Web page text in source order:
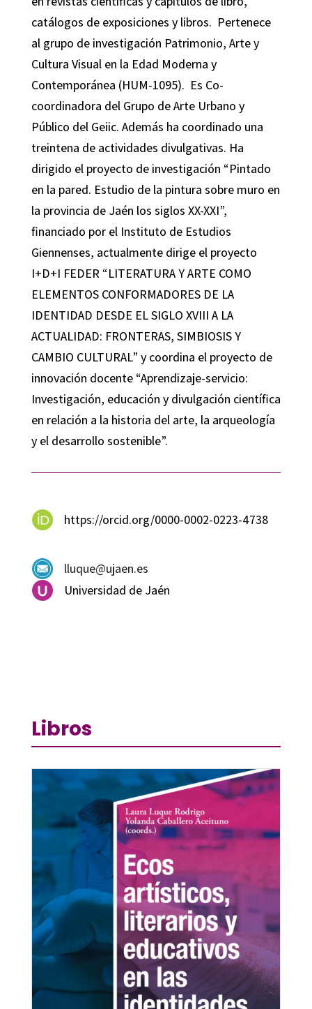
catálogos de exposiciones y libros. Pertenece
al grupo de investigación Patrimonio, Arte y
Cultura Visual en la Edad Moderna y
Contemporánea (HUM-1095). Es Co-
coordinadora del Grupo de Arte Urbano y
Público del Geiic. Además ha coordinado una
treintena de actividades divulgativas. Ha
dirigido el proyecto de investigación “Pintado
en la pared. Estudio de la pintura sobre muro en
la provincia de Jaén los siglos XX-XXI”,
financiado por el Instituto de Estudios
Giennenses, actualmente dirige el proyecto
I+D+I FEDER “LITERATURA Y ARTE COMO
ELEMENTOS CONFORMADORES DE LA
IDENTIDAD DESDE EL SIGLO XVIII A LA
ACTUALIDAD: FRONTERAS, SIMBIOSIS Y
CAMBIO CULTURAL” y coordina el proyecto de
innovación docente “Aprendizaje-servicio:
Investigación, educación y divulgación científica
en relación a la historia del arte, la arqueología
y el desarrollo sostenible”.
https://orcid.org/0000-0002-0223-4738
lluque@ujaen.es
Universidad de Jaén
Libros